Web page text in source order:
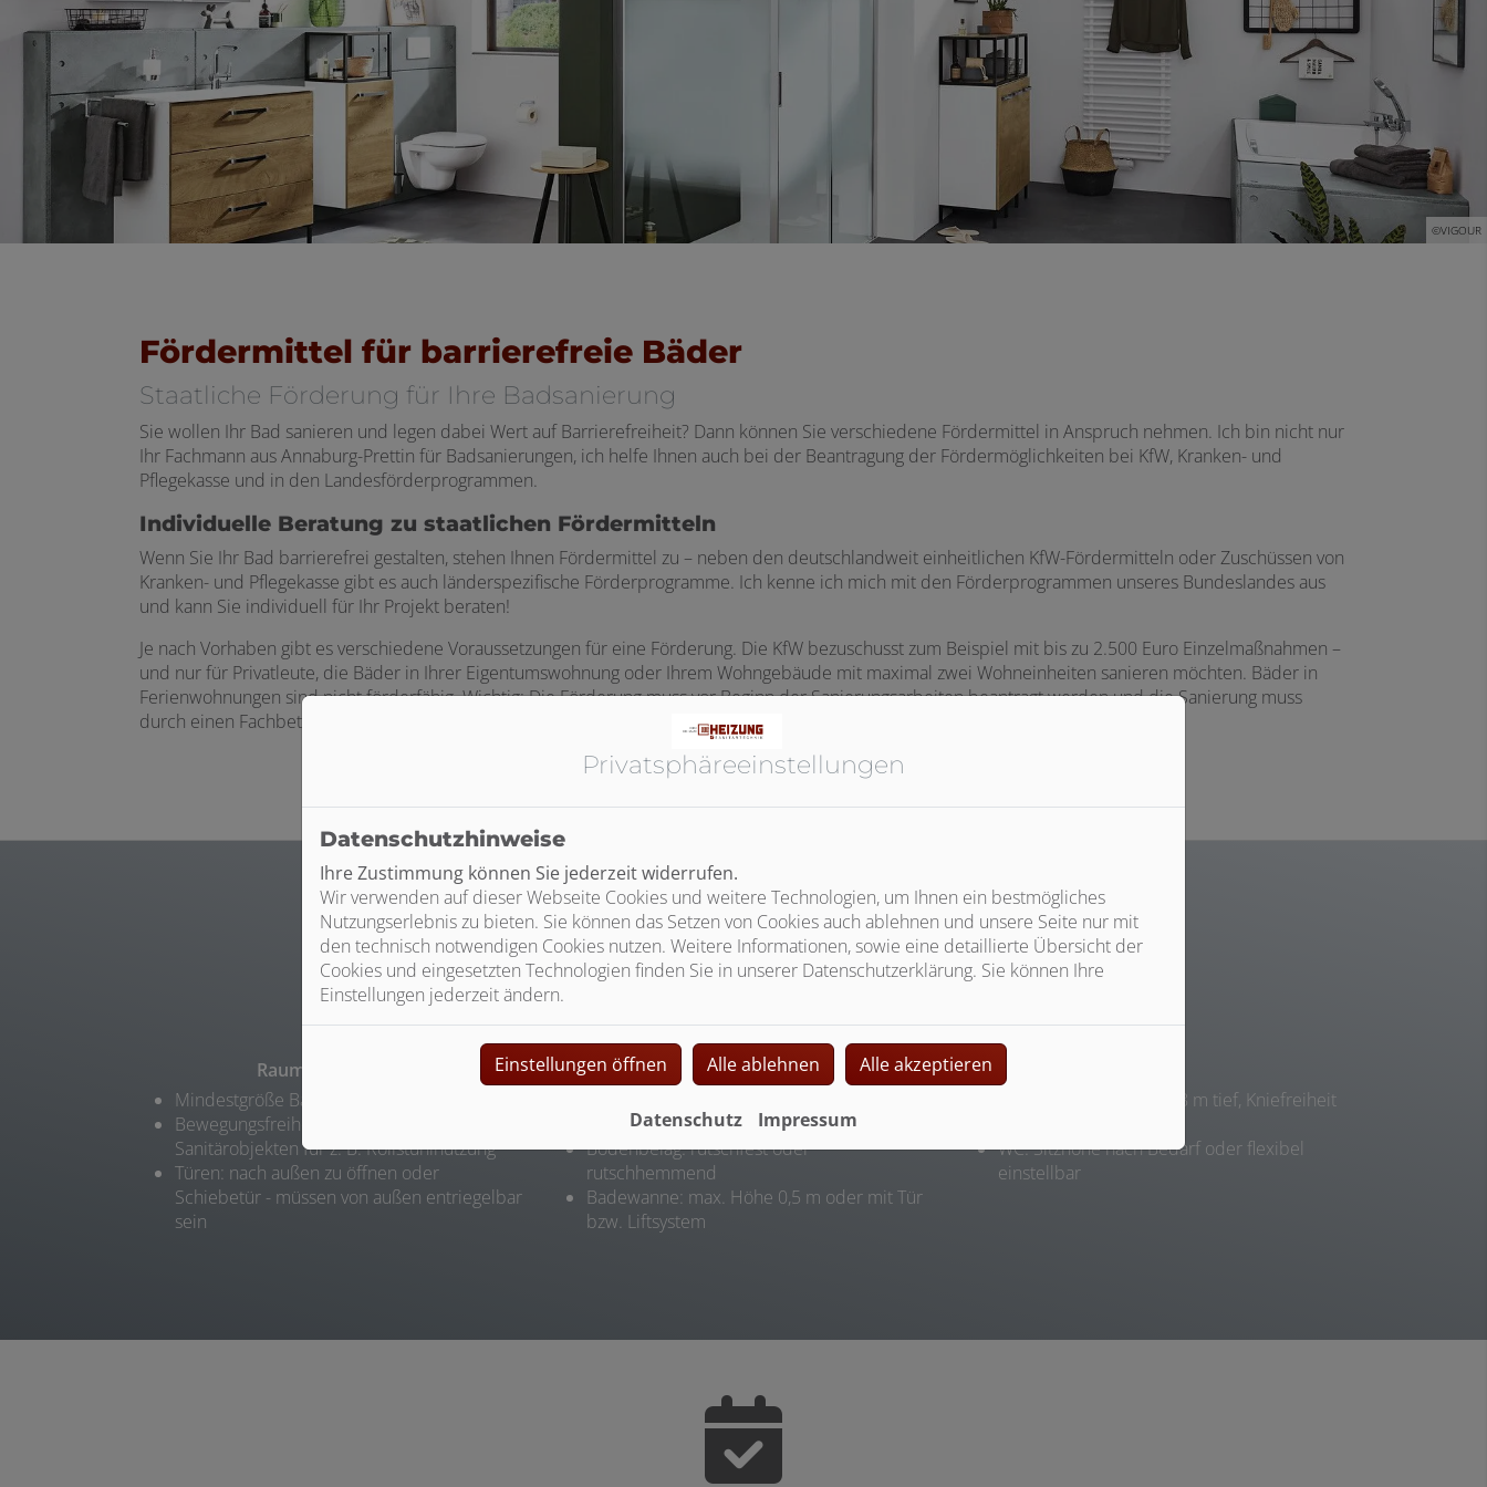
©VIGOUR
Fördermittel für barrierefreie Bäder
Staatliche Förderung für Ihre Badsanierung
Sie wollen Ihr Bad sanieren und legen dabei Wert auf Barrierefreiheit? Dann können Sie verschiedene Fördermittel in Anspruch nehmen. Ich bin nicht nur
Ihr Fachmann aus Annaburg-Prettin für Badsanierungen, ich helfe Ihnen auch bei der Beantragung der Fördermöglichkeiten bei KfW, Kranken- und
Pflegekasse und in den Landesförderprogrammen.
Individuelle Beratung zu staatlichen Fördermitteln
Wenn Sie Ihr Bad barrierefrei gestalten, stehen Ihnen Fördermittel zu – neben den deutschlandweit einheitlichen KfW-Fördermitteln oder Zuschüssen von
Kranken- und Pflegekasse gibt es auch länderspezifische Förderprogramme. Ich kenne ich mich mit den Förderprogrammen unseres Bundeslandes aus
und kann Sie individuell für Ihr Projekt beraten!
Je nach Vorhaben gibt es verschiedene Voraussetzungen für eine Förderung. Die KfW bezuschusst zum Beispiel mit bis zu 2.500 Euro Einzelmaßnahmen –
und nur für Privatleute, die Bäder in Ihrer Eigentumswohnung oder Ihrem Wohngebäude mit maximal zwei Wohneinheiten sanieren möchten. Bäder in
Ferienwohnungen sind nicht förderfähig. Wichtig: Die Förderung muss vor Beginn der Sanierungsarbeiten beantragt werden und die Sanierung muss
durch einen Fachbetrieb wie Dirk Schulze Installateur und Heizungsbauer durchgeführt werden.
Mindestanforderungen für eine Förderung
Raumänderungen
Mindestgröße Bad: 1,80 m x 2,20 m
Bewegungsfreiheit: Platz vor und zwischen
Sanitärobjekten für z. B. Rollstuhlnutzung
Türen: nach außen zu öffnen oder
Schiebetür - müssen von außen entriegelbar
sein
Dusche/Badewanne
Erhöhung
Bodenbelag: rutschfest oder
rutschhemmend
Badewanne: max. Höhe 0,5 m oder mit Tür
bzw. Liftsystem
Waschbecken: min. 0,48 m tief, Kniefreiheit
WC: Sitzhöhe nach Bedarf oder flexibel
einstellbar
Privatsphäre­einstellungen
Datenschutzhinweise
Ihre Zustimmung können Sie jederzeit widerrufen.
Wir verwenden auf dieser Webseite Cookies und weitere Technologien, um Ihnen ein bestmögliches
Nutzungserlebnis zu bieten. Sie können das Setzen von Cookies auch ablehnen und unsere Seite nur mit
den technisch notwendigen Cookies nutzen. Weitere Informationen, sowie eine detaillierte Übersicht der
Cookies und eingesetzten Technologien finden Sie in unserer Datenschutzerklärung. Sie können Ihre
Einstellungen jederzeit ändern.
Einstellungen öffnen Alle ablehnen Alle akzeptieren
Datenschutz Impressum